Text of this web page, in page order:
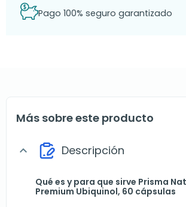
Pago 100% seguro garantizado
Más sobre este producto
expand_more Descripción
Qué es y para que sirve Prisma
Premium Ubiquinol, 60 cápsulas